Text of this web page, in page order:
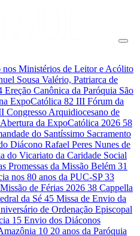
nos Ministérios de Leitor e Acólito
Sousa Valério, Patriarca de
Ereção Canônica da Paróquia São
ExpoCatólica 82 III Fórum da
Congresso Arquidiocesano de
Abertura da ExpoCatólica 2026 58
do Santíssimo Sacramento
Diácono Rafael Peres Nunes de
do Vicariato da Caridade Social
Promessas da Missão Belém 31
nos 80 anos da PUC-SP33
de Férias 2026 38 Cappella
da Sé 45 Missa de Envio da
de Ordenação Episcopal
15 Envio dos Diáconos
10 20 anos da Paróquia